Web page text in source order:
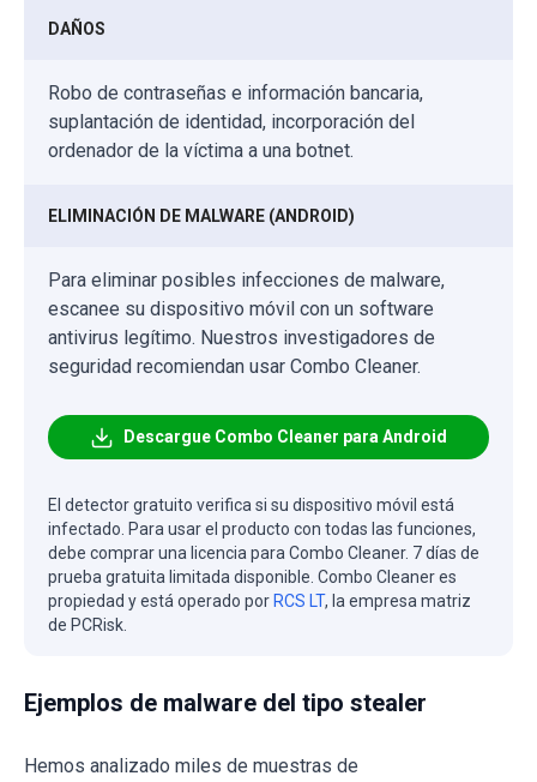
DAÑOS
Robo de contraseñas e información bancaria,
suplantación de identidad, incorporación del
ordenador de la víctima a una botnet.
ELIMINACIÓN DE MALWARE (ANDROID)
Para eliminar posibles infecciones de malware,
escanee su dispositivo móvil con un software
antivirus legítimo. Nuestros investigadores de
seguridad recomiendan usar Combo Cleaner.
Descargue Combo Cleaner para Android
El detector gratuito verifica si su dispositivo móvil está
infectado. Para usar el producto con todas las funciones,
debe comprar una licencia para Combo Cleaner. 7 días de
prueba gratuita limitada disponible. Combo Cleaner es
propiedad y está operado por RCS LT, la empresa matriz
de PCRisk.
Ejemplos de malware del tipo stealer
Hemos analizado miles de muestras de